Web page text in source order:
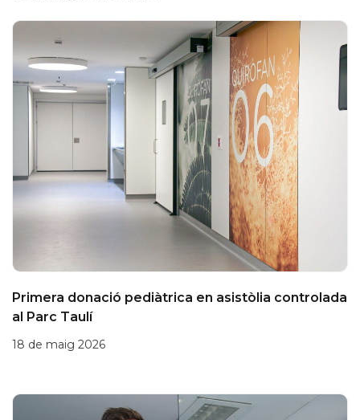
Primera donació pediàtrica en asistòlia controlada
al Parc Taulí
18 de maig 2026